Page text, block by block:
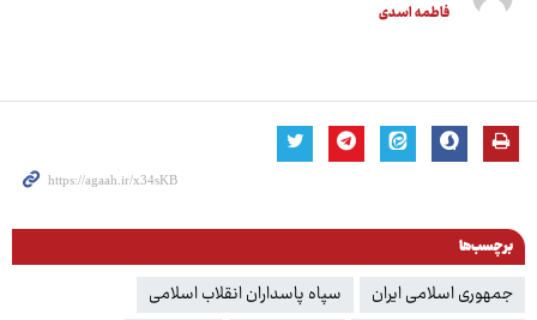
فاطمه اسدی
برچسب‌ها
جمهوری اسلامی ایران
سپاه پاسداران انقلاب اسلامی